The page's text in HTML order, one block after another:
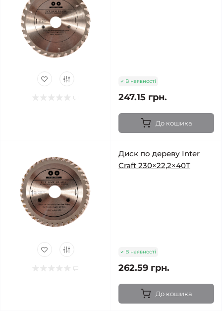
В наявності
247.15 грн.
До кошика
Диск по дереву Inter
Craft 230×22,2×40Т
В наявності
262.59 грн.
До кошика